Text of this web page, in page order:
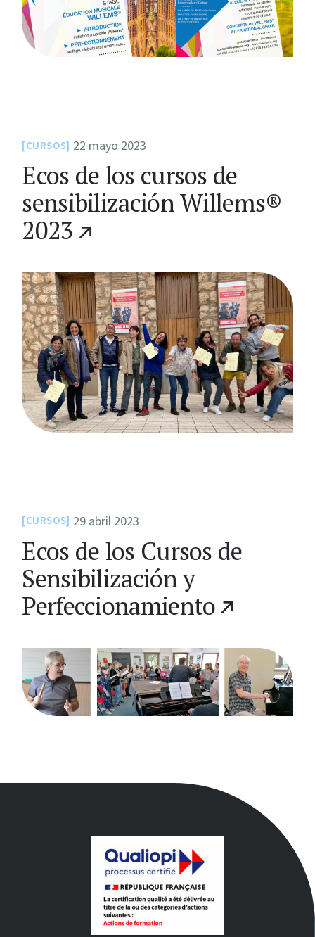
CURSOS 22 mayo 2023
Ecos de los cursos de
sensibilización Willems®
2023
CURSOS 29 abril 2023
Ecos de los Cursos de
Sensibilización y
Perfeccionamiento